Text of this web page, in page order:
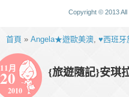
Copyright © 2013
首頁 » Angela★遊歐美澳, ♥西班牙
11月
20
2010
{旅遊隨記}安琪